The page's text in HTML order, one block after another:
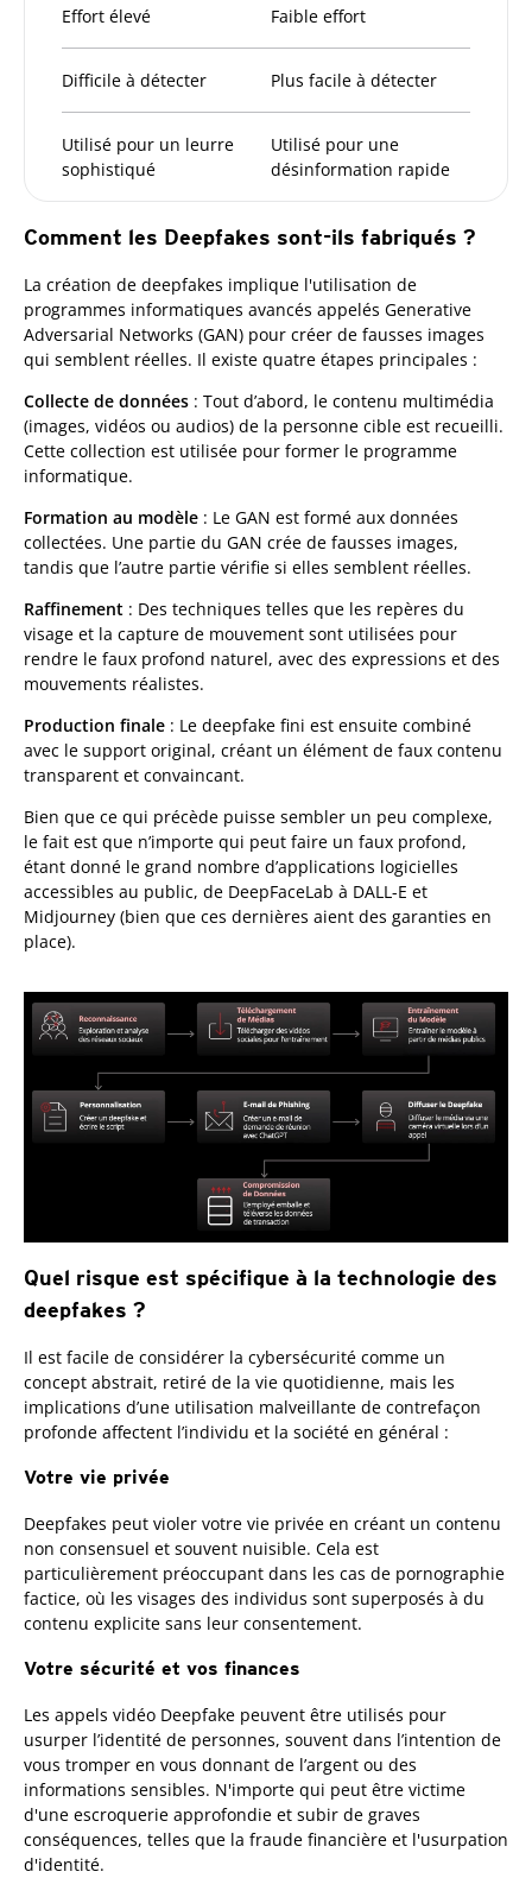
Effort élevé Faible effort
Difficile à détecter Plus facile à détecter
Utilisé pour un leurre
sophistiqué
Utilisé pour une
désinformation rapide
Comment les Deepfakes sont-ils fabriqués ?
La création de deepfakes implique l'utilisation de
programmes informatiques avancés appelés Generative
Adversarial Networks (GAN) pour créer de fausses images
qui semblent réelles. Il existe quatre étapes principales :
Collecte de données : Tout d’abord, le contenu multimédia
(images, vidéos ou audios) de la personne cible est recueilli.
Cette collection est utilisée pour former le programme
informatique.
Formation au modèle : Le GAN est formé aux données
collectées. Une partie du GAN crée de fausses images,
tandis que l’autre partie vérifie si elles semblent réelles.
Raffinement : Des techniques telles que les repères du
visage et la capture de mouvement sont utilisées pour
rendre le faux profond naturel, avec des expressions et des
mouvements réalistes.
Production finale : Le deepfake fini est ensuite combiné
avec le support original, créant un élément de faux contenu
transparent et convaincant.
Bien que ce qui précède puisse sembler un peu complexe,
le fait est que n’importe qui peut faire un faux profond,
étant donné le grand nombre d’applications logicielles
accessibles au public, de DeepFaceLab à DALL-E et
Midjourney (bien que ces dernières aient des garanties en
place).
Quel risque est spécifique à la technologie des
deepfakes ?
Il est facile de considérer la cybersécurité comme un
concept abstrait, retiré de la vie quotidienne, mais les
implications d’une utilisation malveillante de contrefaçon
profonde affectent l’individu et la société en général :
Votre vie privée
Deepfakes peut violer votre vie privée en créant un contenu
non consensuel et souvent nuisible. Cela est
particulièrement préoccupant dans les cas de pornographie
factice, où les visages des individus sont superposés à du
contenu explicite sans leur consentement.
Votre sécurité et vos finances
Les appels vidéo Deepfake peuvent être utilisés pour
usurper l’identité de personnes, souvent dans l’intention de
vous tromper en vous donnant de l’argent ou des
informations sensibles. N'importe qui peut être victime
d'une escroquerie approfondie et subir de graves
conséquences, telles que la fraude financière et l'usurpation
d'identité.